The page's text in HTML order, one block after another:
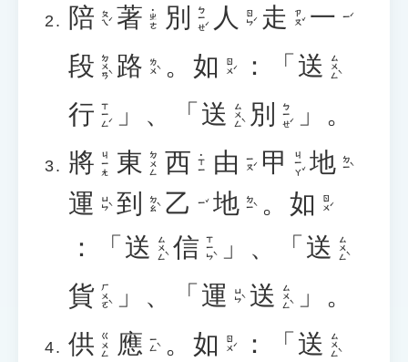
陪 ㄆㄟˊ 著 ˙ㄓㄜ 別 ㄅㄧㄝˊ 人 ㄖㄣˊ 走 ㄗㄡˇ 一 ㄧˊ
段 ㄉㄨㄢˋ 路 ㄌㄨˋ 。 如 ㄖㄨˊ ：「 送 ㄙㄨㄥˋ
行 ㄒㄧㄥˊ 」、「 送 ㄙㄨㄥˋ 別 ㄅㄧㄝˊ
」。
將 ㄐㄧㄤ 東 ㄉㄨㄥ 西 ˙ㄒㄧ 由 ㄧㄡˊ 甲 ㄐㄧㄚˇ 地 ㄉㄧˋ
運 ㄩㄣˋ 到 ㄉㄠˋ 乙 ㄧˇ 地 ㄉㄧˋ 。 如 ㄖㄨˊ
：「 送 ㄙㄨㄥˋ 信 ㄒㄧㄣˋ 」、「 送 ㄙㄨㄥˋ
貨 ㄏㄨㄛˋ 」、「 運 ㄩㄣˋ 送 ㄙㄨㄥˋ
」。
供 ㄍㄨㄥ 應 ㄧㄥˋ 。 如 ㄖㄨˊ ：「 送 ㄙㄨㄥˋ